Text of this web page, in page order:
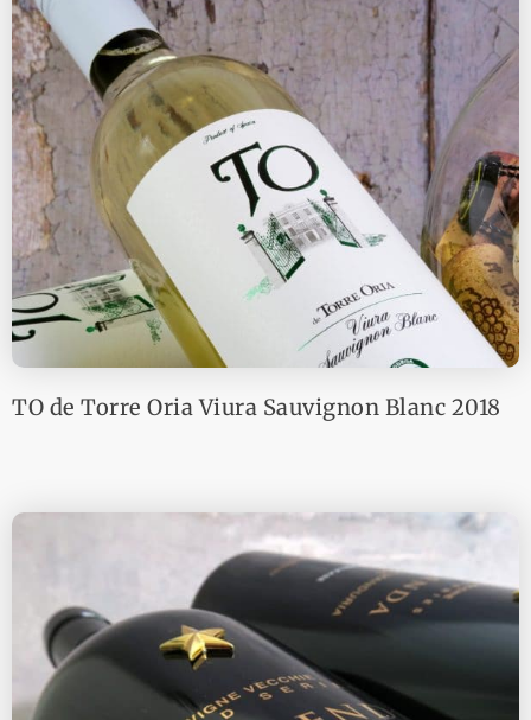
TO de Torre Oria Viura Sauvignon Blanc 2018